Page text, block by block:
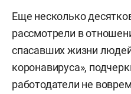
Еще несколько
рассмотрели в
спасавших жизни
коронавируса»,
работодатели не